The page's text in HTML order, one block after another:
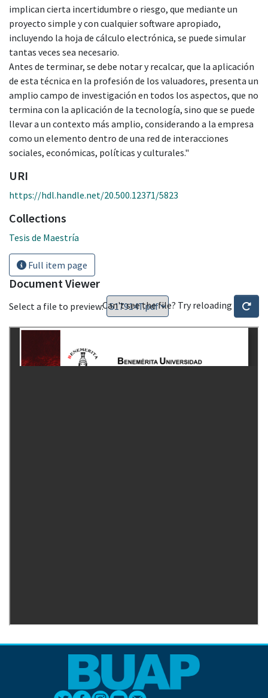
implican cierta incertidumbre o riesgo, que mediante un
proyecto simple y con cualquier software apropiado,
incluyendo la hoja de cálculo electrónica, se puede simular
tantas veces sea necesario.
Antes de terminar, se debe notar y recalcar, que la aplicación
de esta técnica en la profesión de los valuadores, presenta un
amplio campo de investigación en todos los aspectos, que no
termina con la aplicación de la tecnología, sino que se puede
llevar a un contexto más amplio, considerando a la empresa
como un elemento dentro de una red de interacciones
sociales, económicas, políticas y culturales."
URI
https://hdl.handle.net/20.500.12371/5823
Collections
Tesis de Maestría
Full item page
Document Viewer
Select a file to preview:Can't see the file? Try reloading